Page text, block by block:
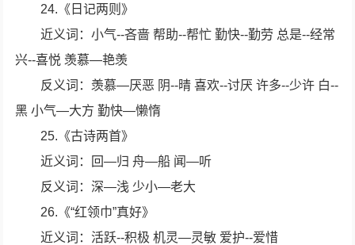
24.《日记两则》
近义词：小气--吝啬 帮助--帮忙 勤快--勤劳 总是--经常
兴--喜悦 羡慕—艳羡
反义词：羡慕—厌恶 阴--晴 喜欢--讨厌 许多--少许 白--
黑 小气—大方 勤快—懒惰
25.《古诗两首》
近义词：回—归 舟—船 闻—听
反义词：深—浅 少小—老大
26.《“红领巾”真好》
近义词：活跃--积极 机灵—灵敏 爱护--爱惜